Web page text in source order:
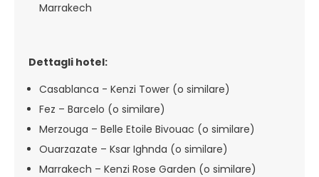
Marrakech
Dettagli hotel:
Casablanca - Kenzi Tower (o similare)
Fez – Barcelo (o similare)
Merzouga – Belle Etoile Bivouac (o similare)
Ouarzazate – Ksar Ighnda (o similare)
Marrakech – Kenzi Rose Garden (o similare)